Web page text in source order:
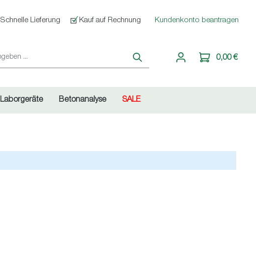
Schnelle Lieferung Kauf auf Rechnung Kundenkonto beantragen
0,00 €
Laborgeräte Betonanalyse SALE